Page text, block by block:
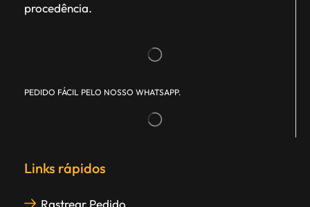
procedência.
PEDIDO FÁCIL PELO NOSSO WHATSAPP.
Links rápidos